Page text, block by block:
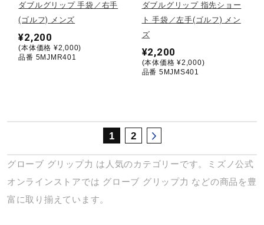
ダブルグリップ 手袋／右手
(ゴルフ) メンズ
¥2,200
(本体価格 ¥2,000)
品番 5MJMR401
ダブルグリップ 指先ショー
ト 手袋／左手(ゴルフ) メン
ズ
¥2,200
(本体価格 ¥2,000)
品番 5MJMS401
1 2
グローブ グリップ力 は人気のカテゴリーです。ミズノ公式
オンラインストアでは グローブ グリップ力 などの商品を豊
富に取り揃えています。